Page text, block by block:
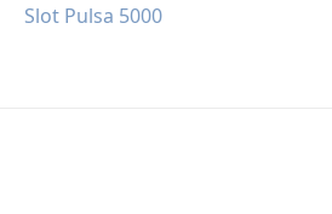
Slot Pulsa 5000